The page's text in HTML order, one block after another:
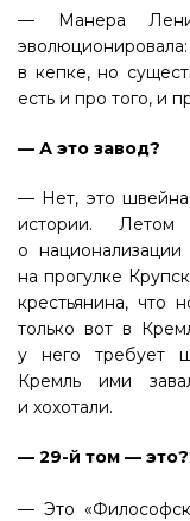
— Манера
в кепке, но
есть и про того, и
— А это завод?
— Нет, это
истории.
о
на прогулке
крестьянина, что
только вот в
у него требует
Кремль ими
и хохотали.
— 29-й том —
— Это